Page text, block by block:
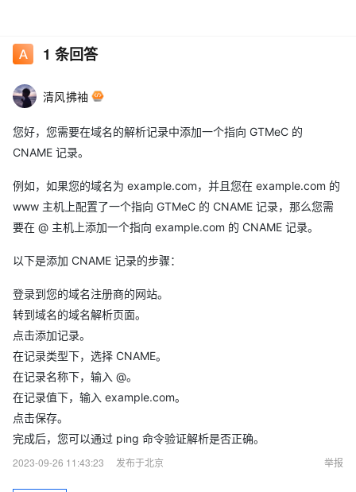
1 条回答
清风拂袖
您好，您需要在域名的解析记录中添加一个指向 GTMeC 的
CNAME 记录。
例如，如果您的域名为 example.com，并且您在 example.com 的
www 主机上配置了一个指向 GTMeC 的 CNAME 记录，那么您需
要在 @ 主机上添加一个指向 example.com 的 CNAME 记录。
以下是添加 CNAME 记录的步骤：
登录到您的域名注册商的网站。
转到域名的域名解析页面。
点击添加记录。
在记录类型下，选择 CNAME。
在记录名称下，输入 @。
在记录值下，输入 example.com。
点击保存。
完成后，您可以通过 ping 命令验证解析是否正确。
2023-09-26 11:43:23
发布于北京 举报